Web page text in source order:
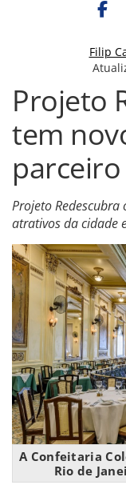
Filip
Projeto
tem
parceiro
Projeto
atrativos da cidade
A Confeitaria
Rio de